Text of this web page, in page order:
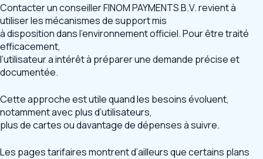
Contacter un conseiller FINOM PAYMENTS B.V. revient à
utiliser les mécanismes de support mis
à disposition dans l’environnement officiel. Pour être traité
efficacement,
l’utilisateur a intérêt à préparer une demande précise et
documentée.
Cette approche est utile quand les besoins évoluent,
notamment avec plus d’utilisateurs,
plus de cartes ou davantage de dépenses à suivre.
Les pages tarifaires montrent d’ailleurs que certains plans